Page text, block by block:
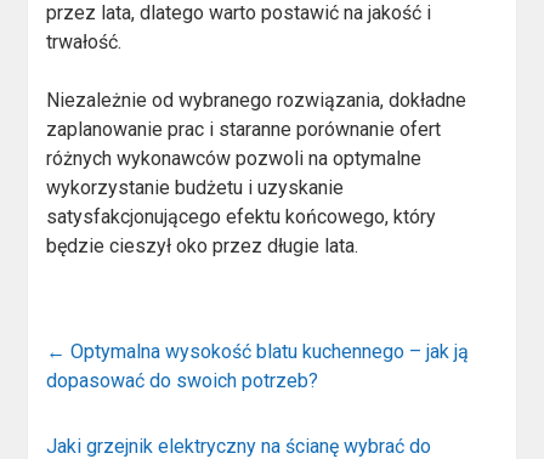
przez lata, dlatego warto postawić na jakość i
trwałość.
Niezależnie od wybranego rozwiązania, dokładne
zaplanowanie prac i staranne porównanie ofert
różnych wykonawców pozwoli na optymalne
wykorzystanie budżetu i uzyskanie
satysfakcjonującego efektu końcowego, który
będzie cieszył oko przez długie lata.
← Optymalna wysokość blatu kuchennego – jak ją
dopasować do swoich potrzeb?
Jaki grzejnik elektryczny na ścianę wybrać do